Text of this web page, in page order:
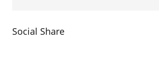
Social Share